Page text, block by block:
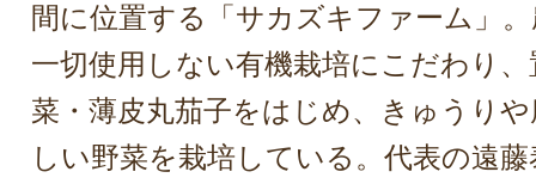
間に位置する「サカズキファーム」
一切使用しない有機栽培にこだわり
菜・薄皮丸茄子をはじめ、きゅうり
しい野菜を栽培している。代表の遠